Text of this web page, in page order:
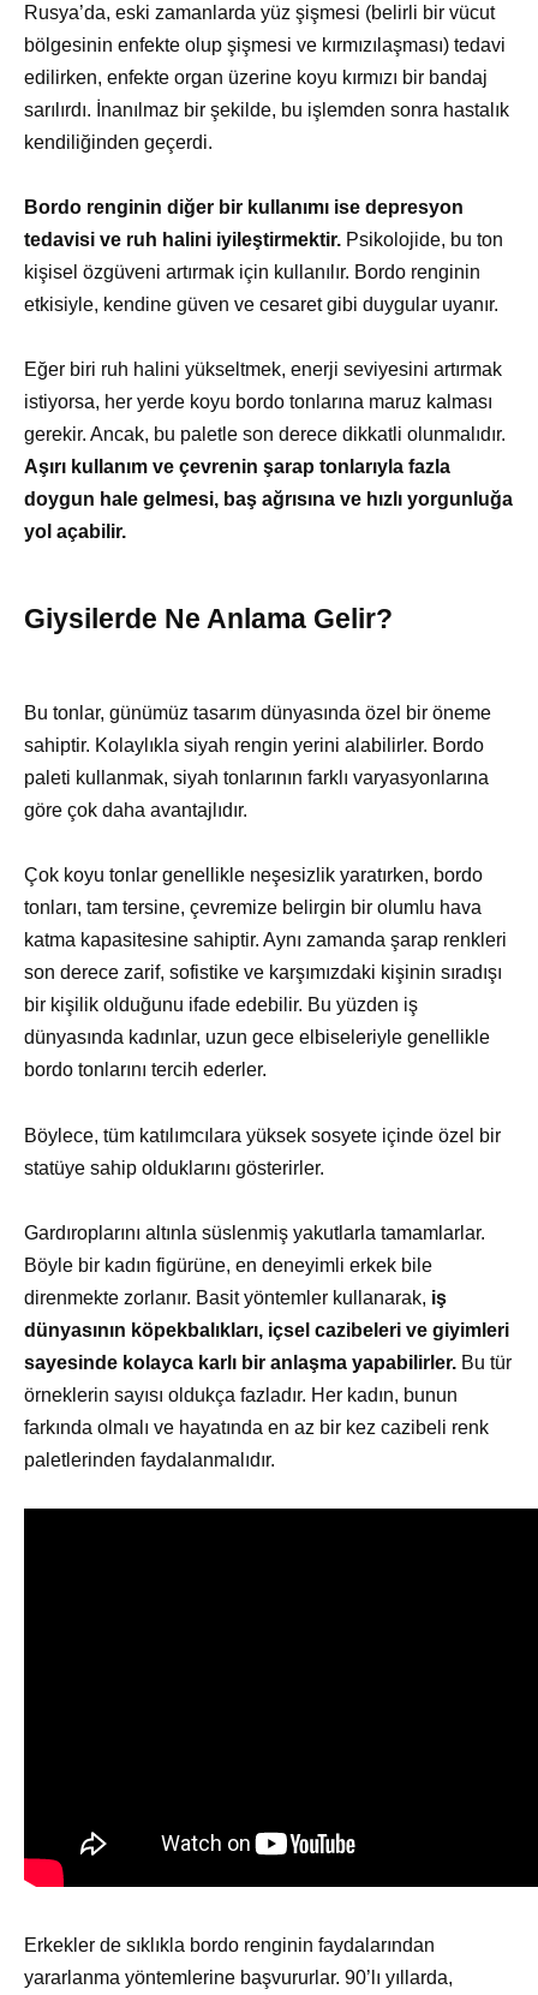
Rusya’da, eski zamanlarda yüz şişmesi (belirli bir vücut
bölgesinin enfekte olup şişmesi ve kırmızılaşması) tedavi
edilirken, enfekte organ üzerine koyu kırmızı bir bandaj
sarılırdı. İnanılmaz bir şekilde, bu işlemden sonra hastalık
kendiliğinden geçerdi.
Bordo renginin diğer bir kullanımı ise depresyon
tedavisi ve ruh halini iyileştirmektir. Psikolojide, bu ton
kişisel özgüveni artırmak için kullanılır. Bordo renginin
etkisiyle, kendine güven ve cesaret gibi duygular uyanır.
Eğer biri ruh halini yükseltmek, enerji seviyesini artırmak
istiyorsa, her yerde koyu bordo tonlarına maruz kalması
gerekir. Ancak, bu paletle son derece dikkatli olunmalıdır.
Aşırı kullanım ve çevrenin şarap tonlarıyla fazla
doygun hale gelmesi, baş ağrısına ve hızlı yorgunluğa
yol açabilir.
Giysilerde Ne Anlama Gelir?
Bu tonlar, günümüz tasarım dünyasında özel bir öneme
sahiptir. Kolaylıkla siyah rengin yerini alabilirler. Bordo
paleti kullanmak, siyah tonlarının farklı varyasyonlarına
göre çok daha avantajlıdır.
Çok koyu tonlar genellikle neşesizlik yaratırken, bordo
tonları, tam tersine, çevremize belirgin bir olumlu hava
katma kapasitesine sahiptir. Aynı zamanda şarap renkleri
son derece zarif, sofistike ve karşımızdaki kişinin sıradışı
bir kişilik olduğunu ifade edebilir. Bu yüzden iş
dünyasında kadınlar, uzun gece elbiseleriyle genellikle
bordo tonlarını tercih ederler.
Böylece, tüm katılımcılara yüksek sosyete içinde özel bir
statüye sahip olduklarını gösterirler.
Gardıroplarını altınla süslenmiş yakutlarla tamamlarlar.
Böyle bir kadın figürüne, en deneyimli erkek bile
direnmekte zorlanır. Basit yöntemler kullanarak, iş
dünyasının köpekbalıkları, içsel cazibeleri ve giyimleri
sayesinde kolayca karlı bir anlaşma yapabilirler. Bu tür
örneklerin sayısı oldukça fazladır. Her kadın, bunun
farkında olmalı ve hayatında en az bir kez cazibeli renk
paletlerinden faydalanmalıdır.
Erkekler de sıklıkla bordo renginin faydalarından
yararlanma yöntemlerine başvururlar. 90’lı yıllarda,